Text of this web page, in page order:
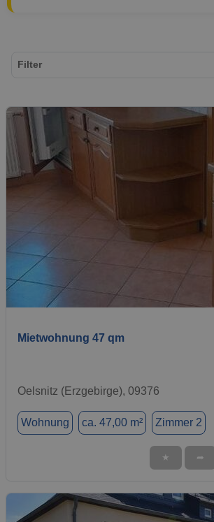
Mietwohnung 47 qm
Oelsnitz (Erzgebirge), 09376
Wohnung ca. 47,00 m² Zimmer 2
★ ➦
Filter